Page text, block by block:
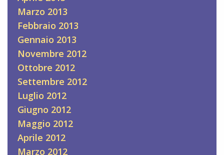
Marzo 2013
Febbraio 2013
Gennaio 2013
Novembre 2012
Ottobre 2012
Settembre 2012
Luglio 2012
Giugno 2012
Maggio 2012
Aprile 2012
Marzo 2012